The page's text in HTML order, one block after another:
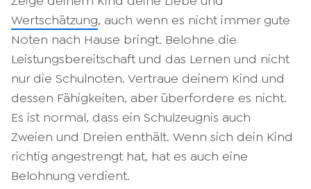
Wertschätzung, auch wenn es nicht immer gute
Noten nach Hause bringt. Belohne die
Leistungsbereitschaft und das Lernen und nicht
nur die Schulnoten. Vertraue deinem Kind und
dessen Fähigkeiten, aber überfordere es nicht.
Es ist normal, dass ein Schulzeugnis auch
Zweien und Dreien enthält. Wenn sich dein Kind
richtig angestrengt hat, hat es auch eine
Belohnung verdient.